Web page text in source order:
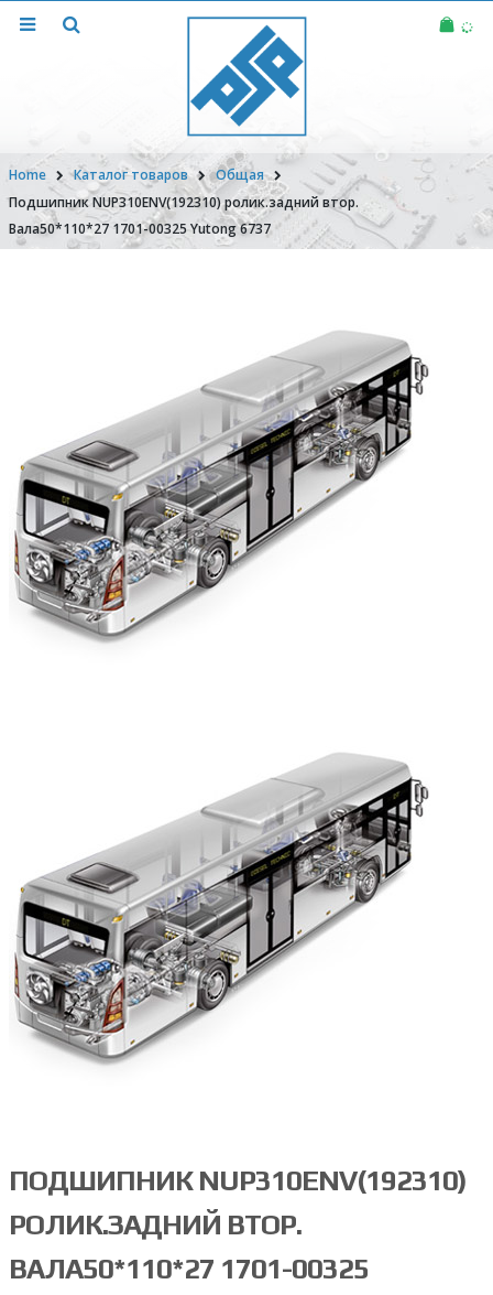
Home Каталог товаров
Общая
Подшипник NUP310ENV(192310) ролик.задний втор.
Вала50*110*27 1701-00325 Yutong 6737
ПОДШИПНИК NUP310ENV(192310)
РОЛИК.ЗАДНИЙ ВТОР.
ВАЛА50*110*27 1701-00325